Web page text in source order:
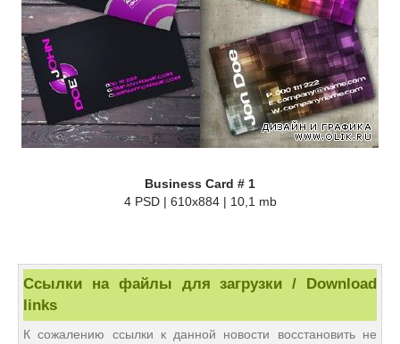
Business Card # 1
4 PSD | 610x884 | 10,1 mb
Ссылки на файлы для загрузки / Download
links
К сожалению ссылки к данной новости восстановить не